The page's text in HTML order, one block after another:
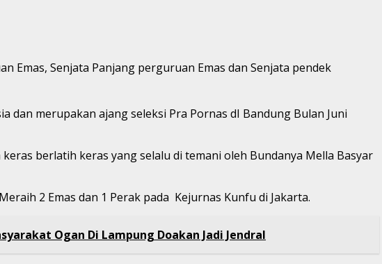
Emas, Senjata Panjang perguruan Emas dan Senjata pendek
merupakan ajang seleksi Pra Pornas dI Bandung Bulan Juni
berlatih keras yang selalu di temani oleh Bundanya Mella Basyar
2 Emas dan 1 Perak pada Kejurnas Kunfu di Jakarta.
Ogan Di Lampung Doakan Jadi Jendral